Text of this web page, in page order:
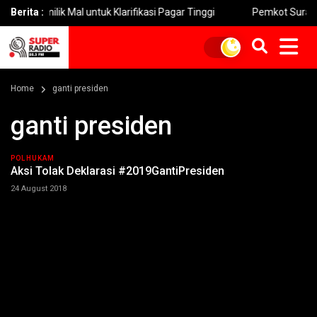
Berita :
Pemilik Mal untuk Klarifikasi Pagar Tinggi Pemkot Surabaya
Home ganti presiden
ganti presiden
POLHUKAM
Aksi Tolak Deklarasi #2019GantiPresiden
24 August 2018